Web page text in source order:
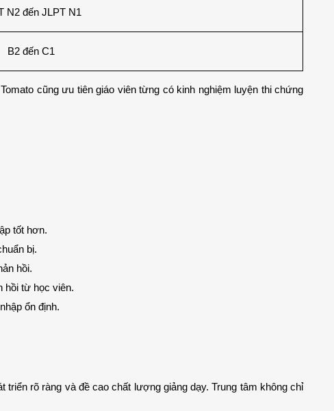
N2 đến JLPT N1
B2 đến C1
cũng ưu tiên giáo viên từng có kinh nghiệm luyện thi chứng
tốt hơn.
bị.
hồi.
hồi từ học viên.
ổn định.
rõ ràng và đề cao chất lượng giảng dạy. Trung tâm không chỉ